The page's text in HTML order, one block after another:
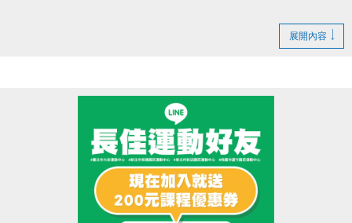
500元運動幣=價值600元！
▪︎ 共6點 (可使用1小時*6次)
展開內容